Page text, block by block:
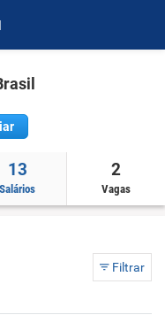
13
Salários
2
Vagas
Filtrar